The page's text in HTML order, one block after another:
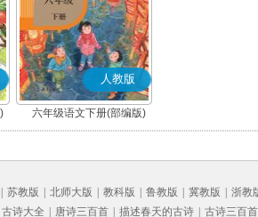
人教版
六年级语文下册(部编版)
苏教版 北师大版 教科版 鲁教版 冀教版
浙教
古诗大全
唐诗三百首 描述春天的古诗 古诗三百首